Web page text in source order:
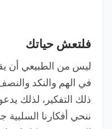
فلتعش حياتك
ليس من الطبيعي أن
في الهم والنكد
ذلك التفكير، لذلك
ننحي أفكارنا السلبية